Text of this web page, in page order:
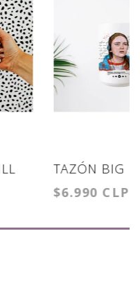
TAZÓN CLÁSICO
EDDIE MUNSON
$4.990 CLP